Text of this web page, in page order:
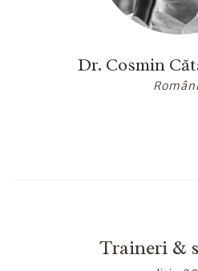
Dr. Cosmin
Traineri &